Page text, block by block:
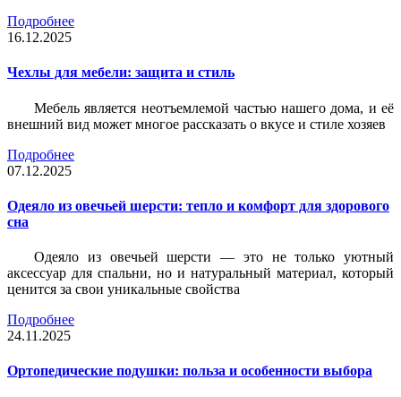
Подробнее
16.12.2025
Чехлы для мебели: защита и стиль
Мебель является неотъемлемой частью нашего дома, и её
внешний вид может многое рассказать о вкусе и стиле хозяев
Подробнее
07.12.2025
Одеяло из овечьей шерсти: тепло и комфорт для здорового
сна
Одеяло из овечьей шерсти — это не только уютный
аксессуар для спальни, но и натуральный материал, который
ценится за свои уникальные свойства
Подробнее
24.11.2025
Ортопедические подушки: польза и особенности выбора